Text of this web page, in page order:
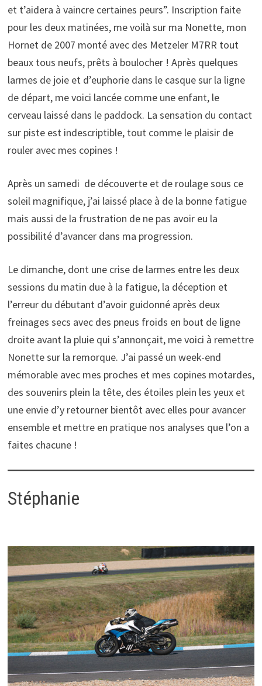
et t’aidera à vaincre certaines peurs”. Inscription faite
pour les deux matinées, me voilà sur ma Nonette, mon
Hornet de 2007 monté avec des Metzeler M7RR tout
beaux tous neufs, prêts à boulocher ! Après quelques
larmes de joie et d’euphorie dans le casque sur la ligne
de départ, me voici lancée comme une enfant, le
cerveau laissé dans le paddock. La sensation du contact
sur piste est indescriptible, tout comme le plaisir de
rouler avec mes copines !
Après un samedi de découverte et de roulage sous ce
soleil magnifique, j’ai laissé place à de la bonne fatigue
mais aussi de la frustration de ne pas avoir eu la
possibilité d’avancer dans ma progression.
Le dimanche, dont une crise de larmes entre les deux
sessions du matin due à la fatigue, la déception et
l’erreur du débutant d’avoir guidonné après deux
freinages secs avec des pneus froids en bout de ligne
droite avant la pluie qui s’annonçait, me voici à remettre
Nonette sur la remorque. J’ai passé un week-end
mémorable avec mes proches et mes copines motardes,
des souvenirs plein la tête, des étoiles plein les yeux et
une envie d’y retourner bientôt avec elles pour avancer
ensemble et mettre en pratique nos analyses que l’on a
faites chacune !
Stéphanie